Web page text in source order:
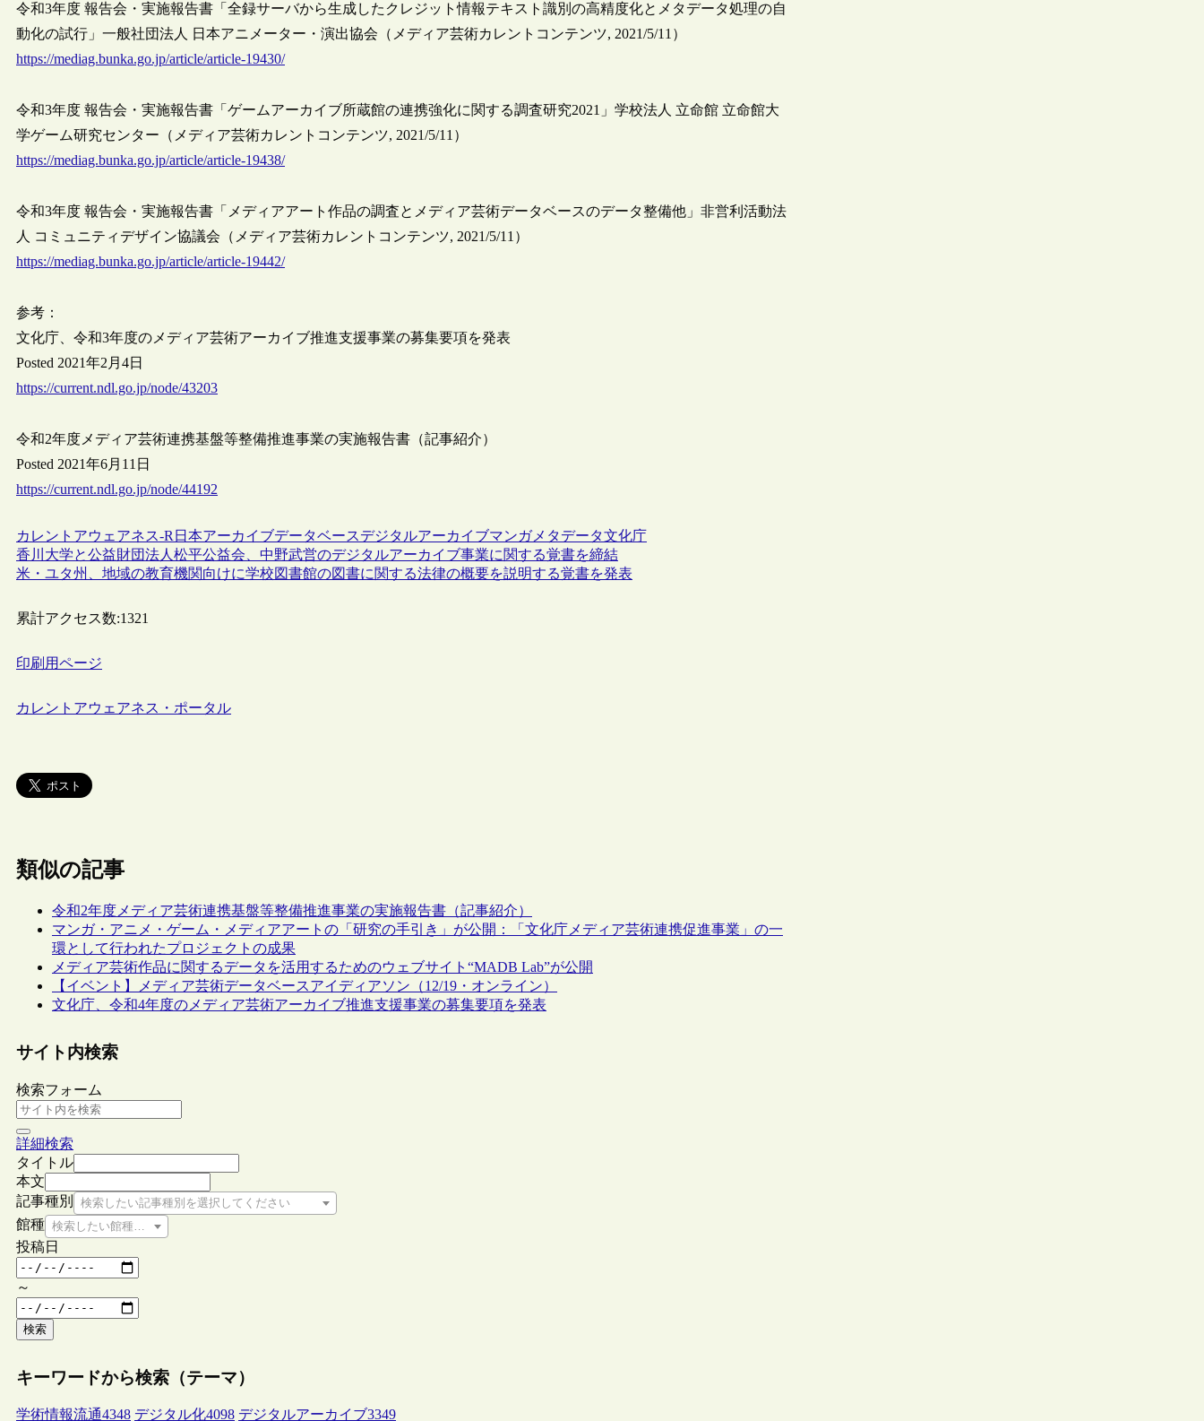
令和3年度 報告会・実施報告書「全録サーバから生成したクレジット情報テキスト識別の高精度化とメタデータ処理の自
動化の試行」一般社団法人 日本アニメーター・演出協会（メディア芸術カレントコンテンツ, 2021/5/11）
https://mediag.bunka.go.jp/article/article-19430/
令和3年度 報告会・実施報告書「ゲームアーカイブ所蔵館の連携強化に関する調査研究2021」学校法人 立命館 立命館大
学ゲーム研究センター（メディア芸術カレントコンテンツ, 2021/5/11）
https://mediag.bunka.go.jp/article/article-19438/
令和3年度 報告会・実施報告書「メディアアート作品の調査とメディア芸術データベースのデータ整備他」非営利活動法
人 コミュニティデザイン協議会（メディア芸術カレントコンテンツ, 2021/5/11）
https://mediag.bunka.go.jp/article/article-19442/
参考：
文化庁、令和3年度のメディア芸術アーカイブ推進支援事業の募集要項を発表
Posted 2021年2月4日
https://current.ndl.go.jp/node/43203
令和2年度メディア芸術連携基盤等整備推進事業の実施報告書（記事紹介）
Posted 2021年6月11日
https://current.ndl.go.jp/node/44192
カレントアウェアネス-R 日本アーカイブデータベースデジタルアーカイブマンガメタデータ文化庁
香川大学と公益財団法人松平公益会、中野武営のデジタルアーカイブ事業に関する覚書を締結
米・ユタ州、地域の教育機関向けに学校図書館の図書に関する法律の概要を説明する覚書を発表
累計アクセス数:1321
印刷用ページ
カレントアウェアネス・ポータル
類似の記事
令和2年度メディア芸術連携基盤等整備推進事業の実施報告書（記事紹介）
マンガ・アニメ・ゲーム・メディアアートの「研究の手引き」が公開：「文化庁メディア芸術連携促進事業」の一
環として行われたプロジェクトの成果
メディア芸術作品に関するデータを活用するためのウェブサイト“MADB Lab”が公開
【イベント】メディア芸術データベースアイディアソン（12/19・オンライン）
文化庁、令和4年度のメディア芸術アーカイブ推進支援事業の募集要項を発表
サイト内検索
検索フォーム
詳細検索
タイトル
本文
記事種別
検索したい記事種別を選択してください
館種 検索したい館種を選択してください
投稿日
～
検索
キーワードから検索（テーマ）
学術情報流通4348 デジタル化4098 デジタルアーカイブ3349